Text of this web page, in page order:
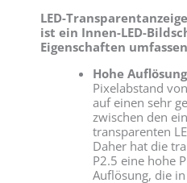
LED-
ist ein Innen-LED-
Eigenschaften
Hohe
Pixelabstand
auf einen sehr
zwischen den
transparenten
Daher hat die
P2.5 eine hohe
Auflösung, die